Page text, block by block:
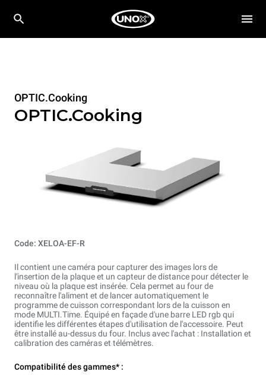
OPTIC.Cooking
OPTIC.Cooking
Code: XELOA-EF-R
Il contient une caméra pour capturer des images lors de
l'insertion de la plaque et un capteur de distance pour détecter le
niveau où la plaque est insérée. Cela permet au four de
reconnaître l'aliment et de lancer automatiquement le
programme de cuisson correspondant lors de la cuisson en
mode MULTI.Time. Équipé en façade d'une barre LED rgb qui
identifie les différentes étapes d'utilisation de l'accessoire. Peut
être installé au-dessus du four. Inclus avec l'achat : Installation et
calibration des caméras et télémètres.
Compatibilité des gammes* :